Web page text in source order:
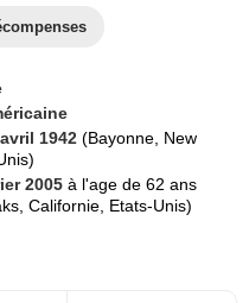
1942(Bayonne, New
2005à l'age de 62 ans
Californie, Etats-Unis)